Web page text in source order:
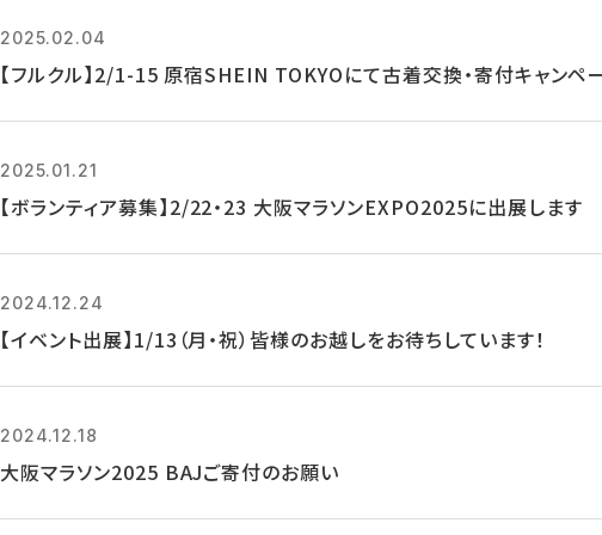
2025.02.04
【フルクル】2/1-15 原宿SHEIN TOKYOにて古着交換・寄付キャンペ
2025.01.21
【ボランティア募集】2/22・23 大阪マラソンEXPO2025に出展します
2024.12.24
【イベント出展】1/13（月・祝）皆様のお越しをお待ちしています！
2024.12.18
大阪マラソン2025 BAJご寄付のお願い